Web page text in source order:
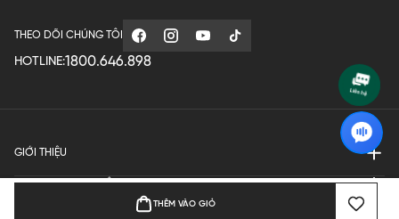
THÊM VÀO GIỎ
THEO DÕI CHÚNG TÔI
HOTLINE:1800.646.898
GIỚI THIỆU
QUY ĐỊNH HOẠT ĐỘNG